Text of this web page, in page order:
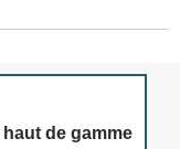
haut de gamme